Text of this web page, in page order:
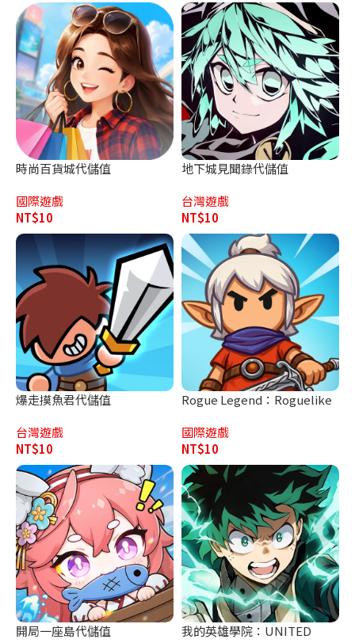
時尚百貨城代儲值
國際遊戲
NT$10
地下城見聞錄代儲值
台灣遊戲
NT$10
爆走摸魚君代儲值
台灣遊戲
NT$10
Rogue Legend：Roguelike
國際遊戲
NT$10
開局一座島代儲值
我的英雄學院：UNITED